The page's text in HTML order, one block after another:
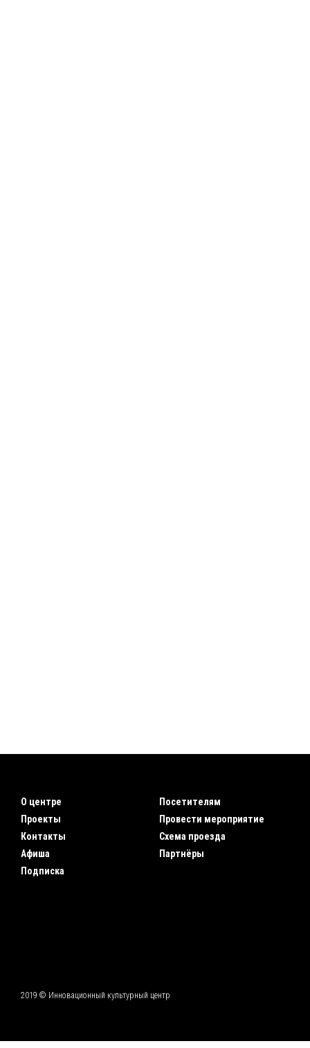
О центре
Проекты
Контакты
Афиша
Подписка
Посетителям
Провести мероприятие
Схема проезда
Партнёры
2019 © Инновационный культурный центр